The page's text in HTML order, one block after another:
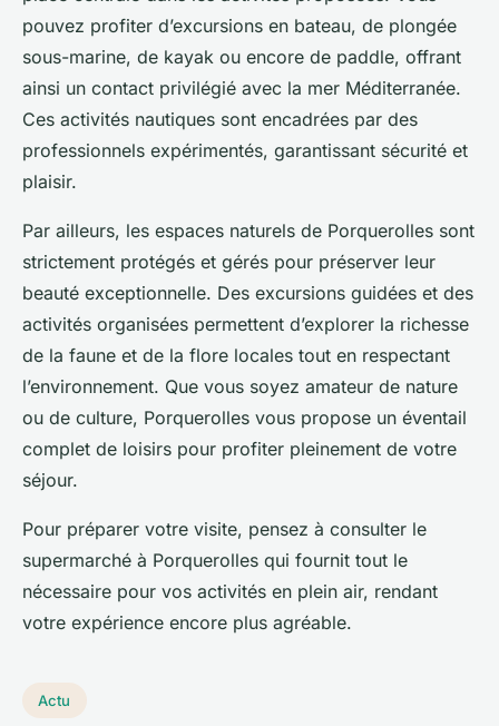
pouvez profiter d’excursions en bateau, de plongée
sous-marine, de kayak ou encore de paddle, offrant
ainsi un contact privilégié avec la mer Méditerranée.
Ces activités nautiques sont encadrées par des
professionnels expérimentés, garantissant sécurité et
plaisir.
Par ailleurs, les espaces naturels de Porquerolles sont
strictement protégés et gérés pour préserver leur
beauté exceptionnelle. Des excursions guidées et des
activités organisées permettent d’explorer la richesse
de la faune et de la flore locales tout en respectant
l’environnement. Que vous soyez amateur de nature
ou de culture, Porquerolles vous propose un éventail
complet de loisirs pour profiter pleinement de votre
séjour.
Pour préparer votre visite, pensez à consulter le
supermarché à Porquerolles qui fournit tout le
nécessaire pour vos activités en plein air, rendant
votre expérience encore plus agréable.
Actu